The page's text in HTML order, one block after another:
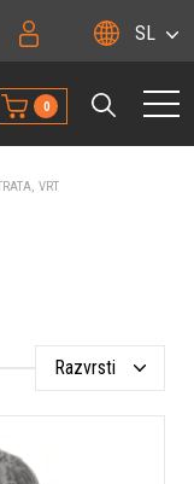
SL
0
VRT
Razvrsti